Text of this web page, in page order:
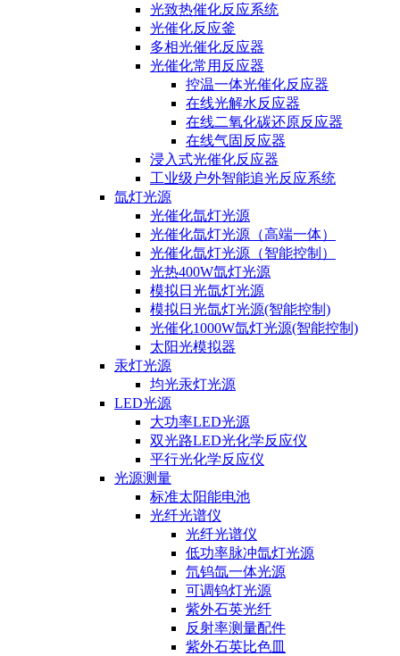
光致热催化反应系统
光催化反应釜
多相光催化反应器
光催化常用反应器
控温一体光催化反应器
在线光解水反应器
在线二氧化碳还原反应器
在线气固反应器
浸入式光催化反应器
工业级户外智能追光反应系统
氙灯光源
光催化氙灯光源
光催化氙灯光源（高端一体）
光催化氙灯光源（智能控制）
光热400W氙灯光源
模拟日光氙灯光源
模拟日光氙灯光源(智能控制)
光催化1000W氙灯光源(智能控制)
太阳光模拟器
汞灯光源
均光汞灯光源
LED光源
大功率LED光源
双光路LED光化学反应仪
平行光化学反应仪
光源测量
标准太阳能电池
光纤光谱仪
光纤光谱仪
低功率脉冲氙灯光源
氘钨氙一体光源
可调钨灯光源
紫外石英光纤
反射率测量配件
紫外石英比色皿